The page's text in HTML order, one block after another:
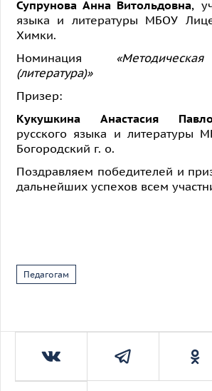
Супрунова Анна Витольдовна,
языка и литературы МБОУ
Химки.
Номинация
(литература)»
Призер:
Кукушкина Анастасия
русского языка и
Богородский г. о.
Поздравляем победителей и
дальнейших успехов всем
Педагогам